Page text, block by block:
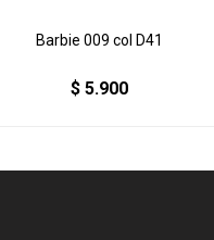
Barbie 009 col D41
$ 5.900